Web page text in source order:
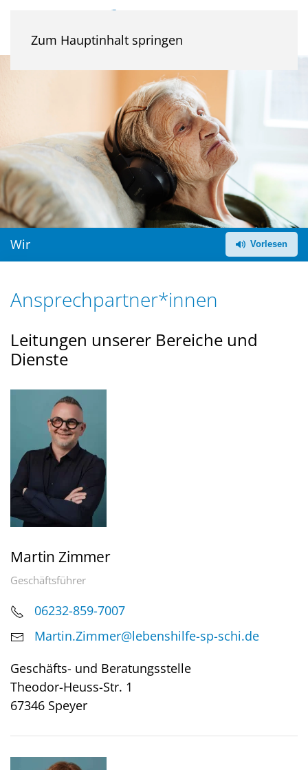
Zum Hauptinhalt springen
Wir
Ansprechpartner*innen
Leitungen unserer Bereiche und
Dienste
Martin Zimmer
Geschäftsführer
06232-859-7007
Martin.Zimmer@lebenshilfe-sp-schi.de
Geschäfts- und Beratungsstelle
Theodor-Heuss-Str. 1
67346 Speyer